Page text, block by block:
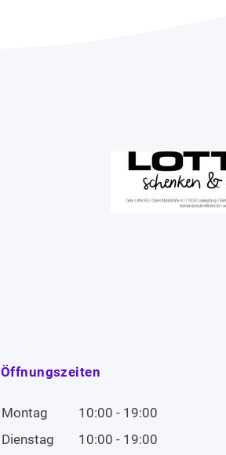
Öffnungszeiten
Montag
10:00 - 19:00
Dienstag
10:00 - 19:00